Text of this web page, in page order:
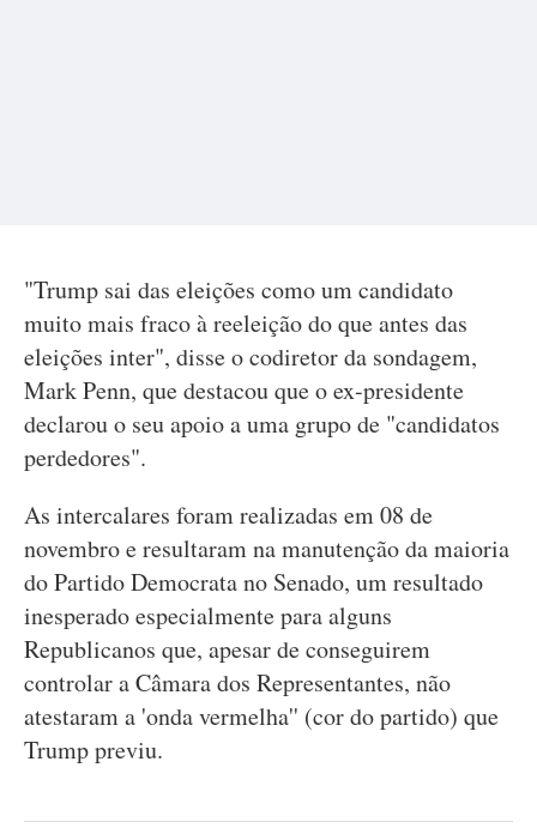
"Trump sai das eleições como um candidato
muito mais fraco à reeleição do que antes das
eleições inter", disse o codiretor da sondagem,
Mark Penn, que destacou que o ex-presidente
declarou o seu apoio a uma grupo de "candidatos
perdedores".
As intercalares foram realizadas em 08 de
novembro e resultaram na manutenção da maioria
do Partido Democrata no Senado, um resultado
inesperado especialmente para alguns
Republicanos que, apesar de conseguirem
controlar a Câmara dos Representantes, não
atestaram a 'onda vermelha'' (cor do partido) que
Trump previu.